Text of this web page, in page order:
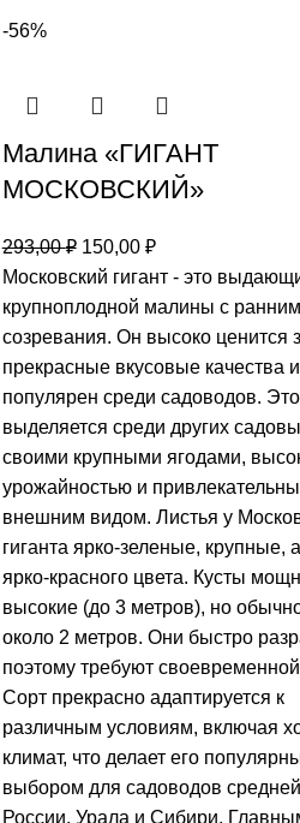
-56%
Малина «ГИГАНТ
МОСКОВСКИЙ»
293,00₽ 150,00 ₽
Московский гигант - это
крупноплодной малины с
созревания. Он высоко ценится
прекрасные вкусовые качества
популярен среди садоводов.
выделяется среди других
своими крупными ягодами,
урожайностью и
внешним видом. Листья у
гиганта ярко-зеленые, крупные,
ярко-красного цвета. Кусты
высокие (до 3 метров), но
около 2 метров. Они быстро
поэтому требуют
Сорт прекрасно адаптируется к
различным условиям, включая
климат, что делает его
выбором для садоводов
России, Урала и Сибири.